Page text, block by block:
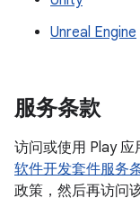
Unreal Engine
服务条款
访问或使用 Play
软件开发套件服务
政策，然后再访问该